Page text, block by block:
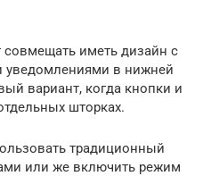
иметь дизайн с
уведомлениями в нижней
вариант, когда кнопки и
шторках.
традиционный
или же включить режим